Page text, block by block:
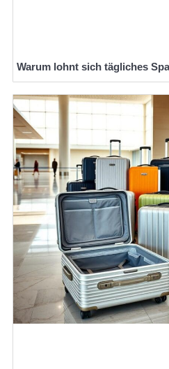
Warum lohnt sich tägliches